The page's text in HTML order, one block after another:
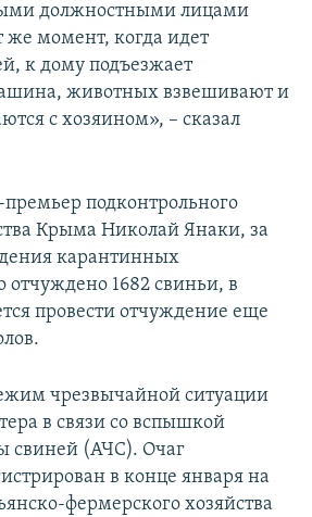
должностными лицами
же момент, когда идет
к дому подъезжает
животных взвешивают и
с хозяином», – сказал
подконтрольного
Крыма Николай Янаки, за
карантинных
1682 свиньи, в
провести отчуждение еще
чрезвычайной ситуации
в связи со вспышкой
свиней (АЧС). Очаг
в конце января на
фермерского хозяйства